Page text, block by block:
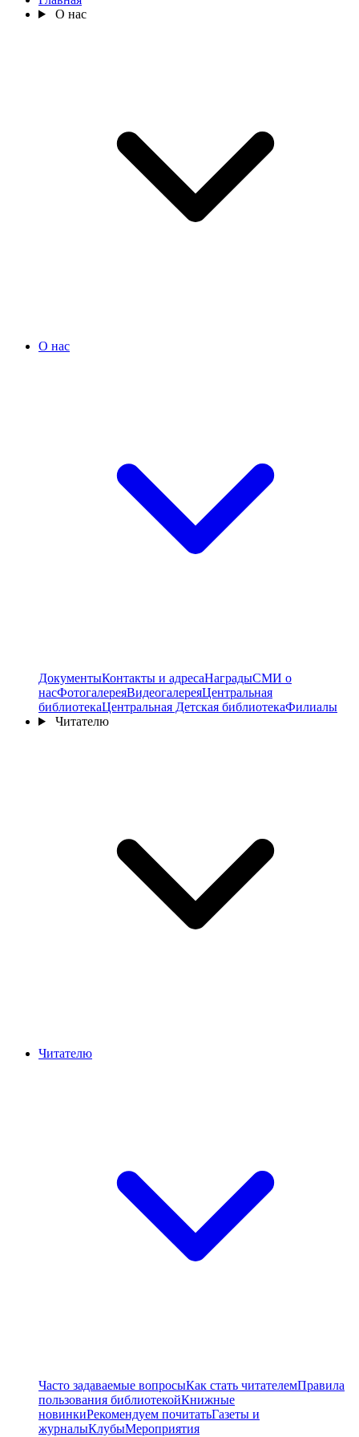
О нас
О нас
ДокументыКонтакты и адресаНаградыСМИ о
насФотогалереяВидеогалереяЦентральная
библиотекаЦентральная Детская библиотекаФилиалы
Читателю
Читателю
Часто задаваемые вопросыКак стать читателемПравила
пользования библиотекойКнижные
новинкиРекомендуем почитатьГазеты и
журналыКлубыМероприятия